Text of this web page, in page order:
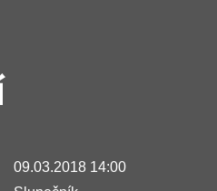
09.03.2018 14:00